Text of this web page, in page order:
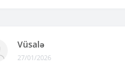
Vüsalə
27/01/2026